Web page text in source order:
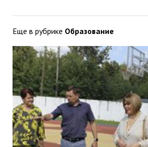
Еще в рубрике Образование